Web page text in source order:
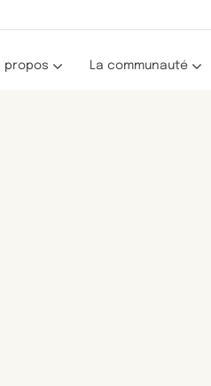
propos La communauté